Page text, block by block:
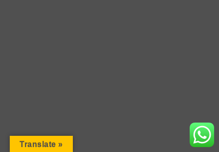
Translate »